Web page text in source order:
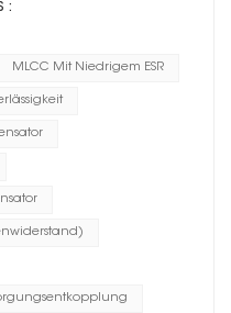
:
MLCC Mit Niedrigem ESR